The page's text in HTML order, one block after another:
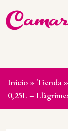
Inicio » Tienda»
0,25L –